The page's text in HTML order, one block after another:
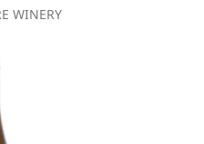
WINERY